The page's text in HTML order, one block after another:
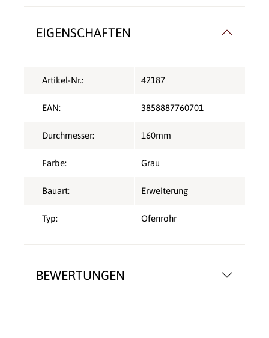
BEWERTUNGEN
EIGENSCHAFTEN
Artikel-Nr.: 42187
EAN: 3858887760701
Durchmesser: 160mm
Farbe: Grau
Bauart: Erweiterung
Typ: Ofenrohr